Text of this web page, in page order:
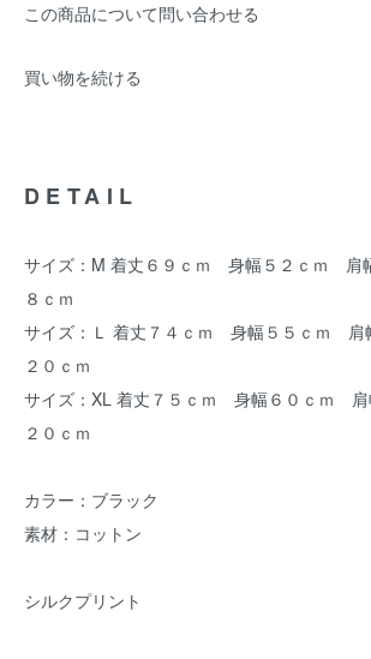
この商品について問い合わせる
買い物を続ける
DETAIL
サイズ：M 着丈６９ｃｍ 身幅５２ｃｍ 肩
８ｃｍ
サイズ：Ｌ 着丈７４ｃｍ 身幅５５ｃｍ
２０ｃｍ
サイズ：XL 着丈７５ｃｍ 身幅６０ｃｍ
２０ｃｍ
カラー：ブラック
素材：コットン
シルクプリント